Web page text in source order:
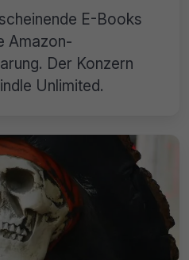
E-Books
Amazon-
Der Konzern
Unlimited.